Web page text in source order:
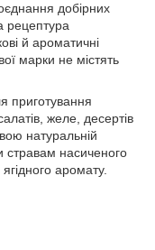
добірних
рецептура
й ароматичні
марки не містять
приготування
желе, десертів
натуральній
стравам насиченого
аромату.